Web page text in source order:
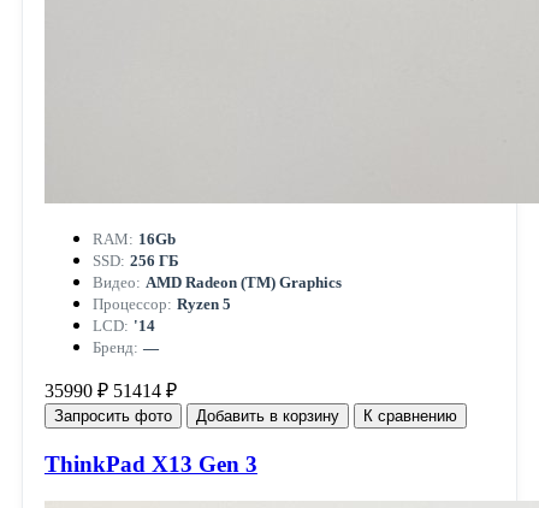
RAM: 16Gb
SSD: 256 ГБ
Видео: AMD Radeon (TM) Graphics
Процессор: Ryzen 5
LCD: '14
Бренд: —
35990 ₽ 51414 ₽
Запросить фото Добавить в корзину К сравнению
ThinkPad X13 Gen 3